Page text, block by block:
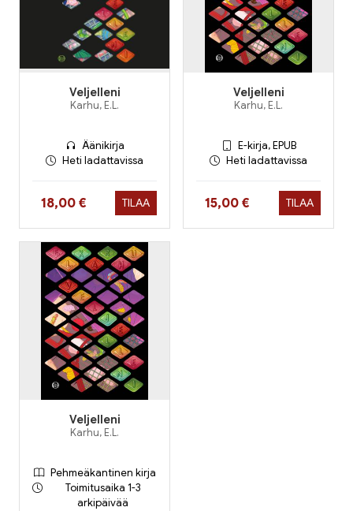
Veljelleni
Karhu, E.L.
Äänikirja
Heti ladattavissa
Hinta nyt
18,00 € TILAA
Veljelleni
Karhu, E.L.
E-kirja, EPUB
Heti ladattavissa
Hinta nyt
15,00 € TILAA
Veljelleni
Karhu, E.L.
Pehmeäkantinen kirja
Toimitusaika 1-3
arkipäivää